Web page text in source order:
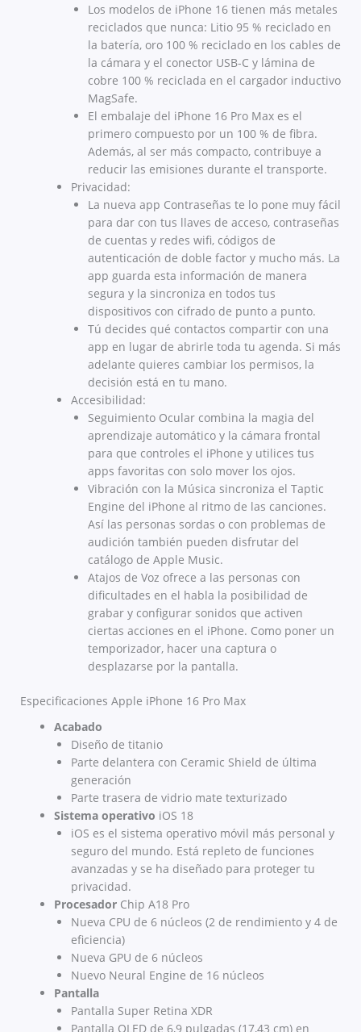
Los modelos de iPhone 16 tienen más metales
reciclados que nunca: Litio 95 % reciclado en
la batería, oro 100 % reciclado en los cables de
la cámara y el conector USB-C y lámina de
cobre 100 % reciclada en el cargador inductivo
MagSafe.
El embalaje del iPhone 16 Pro Max es el
primero compuesto por un 100 % de fibra.
Además, al ser más compacto, contribuye a
reducir las emisiones durante el transporte.
Privacidad:
La nueva app Contraseñas te lo pone muy fácil
para dar con tus llaves de acceso, contraseñas
de cuentas y redes wifi, códigos de
autenticación de doble factor y mucho más. La
app guarda esta información de manera
segura y la sincroniza en todos tus
dispositivos con cifrado de punto a punto.
Tú decides qué contactos compartir con una
app en lugar de abrirle toda tu agenda. Si más
adelante quieres cambiar los permisos, la
decisión está en tu mano.
Accesibilidad:
Seguimiento Ocular combina la magia del
aprendizaje automático y la cámara frontal
para que controles el iPhone y utilices tus
apps favoritas con solo mover los ojos.
Vibración con la Música sincroniza el Taptic
Engine del iPhone al ritmo de las canciones.
Así las personas sordas o con problemas de
audición también pueden disfrutar del
catálogo de Apple Music.
Atajos de Voz ofrece a las personas con
dificultades en el habla la posibilidad de
grabar y configurar sonidos que activen
ciertas acciones en el iPhone. Como poner un
temporizador, hacer una captura o
desplazarse por la pantalla.
Especificaciones Apple iPhone 16 Pro Max
Acabado
Diseño de titanio
Parte delantera con Ceramic Shield de última
generación
Parte trasera de vidrio mate texturizado
Sistema operativo iOS 18
iOS es el sistema operativo móvil más personal y
seguro del mundo. Está repleto de funciones
avanzadas y se ha diseñado para proteger tu
privacidad.
Procesador Chip A18 Pro
Nueva CPU de 6 núcleos (2 de rendimiento y 4 de
eficiencia)
Nueva GPU de 6 núcleos
Nuevo Neural Engine de 16 núcleos
Pantalla
Pantalla Super Retina XDR
Pantalla OLED de 6,9 pulgadas (17,43 cm) en